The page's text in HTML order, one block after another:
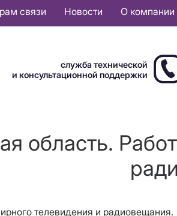
связи Новости О компании
служба технической
и консультационной поддержки
область.
телевидения и радиовещания.